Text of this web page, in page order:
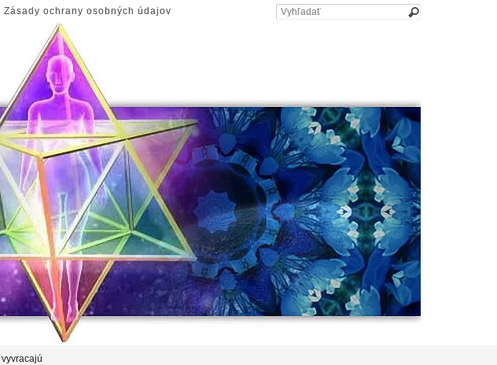
Zásady ochrany osobných údajov